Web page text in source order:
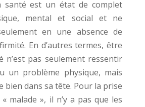
santé est un état de complet
mental et social et ne
en une absence de
En d’autres termes, être
n’est pas seulement ressentir
un problème physique, mais
bien dans sa tête. Pour la prise
malade », il n’y a pas que les